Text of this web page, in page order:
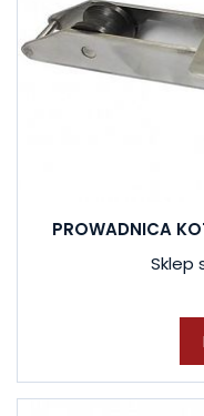
PROWADNICA
Sklep